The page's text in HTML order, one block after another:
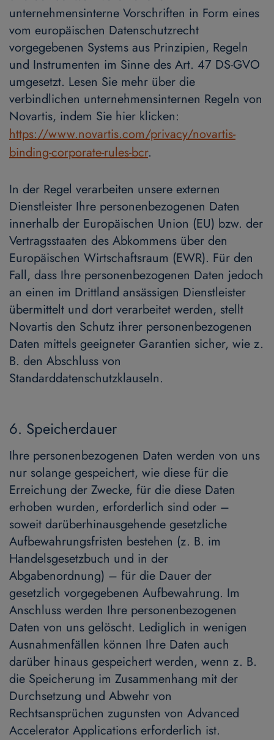
unternehmensinterne Vorschriften in Form eines
vom europäischen Datenschutzrecht
vorgegebenen Systems aus Prinzipien, Regeln
und Instrumenten im Sinne des Art. 47 DS-GVO
umgesetzt. Lesen Sie mehr über die
verbindlichen unternehmensinternen Regeln von
Novartis, indem Sie hier klicken:
https://www.novartis.com/privacy/novartis-
binding-corporate-rules-bcr.
In der Regel verarbeiten unsere externen
Dienstleister Ihre personenbezogenen Daten
innerhalb der Europäischen Union (EU) bzw. der
Vertragsstaaten des Abkommens über den
Europäischen Wirtschaftsraum (EWR). Für den
Fall, dass Ihre personenbezogenen Daten jedoch
an einen im Drittland ansässigen Dienstleister
übermittelt und dort verarbeitet werden, stellt
Novartis den Schutz ihrer personenbezogenen
Daten mittels geeigneter Garantien sicher, wie z.
B. den Abschluss von
Standarddatenschutzklauseln.
6. Speicherdauer
Ihre personenbezogenen Daten werden von uns
nur solange gespeichert, wie diese für die
Erreichung der Zwecke, für die diese Daten
erhoben wurden, erforderlich sind oder –
soweit darüberhinausgehende gesetzliche
Aufbewahrungsfristen bestehen (z. B. im
Handelsgesetzbuch und in der
Abgabenordnung) – für die Dauer der
gesetzlich vorgegebenen Aufbewahrung. Im
Anschluss werden Ihre personenbezogenen
Daten von uns gelöscht. Lediglich in wenigen
Ausnahmenfällen können Ihre Daten auch
darüber hinaus gespeichert werden, wenn z. B.
die Speicherung im Zusammenhang mit der
Durchsetzung und Abwehr von
Rechtsansprüchen zugunsten von Advanced
Accelerator Applications erforderlich ist.